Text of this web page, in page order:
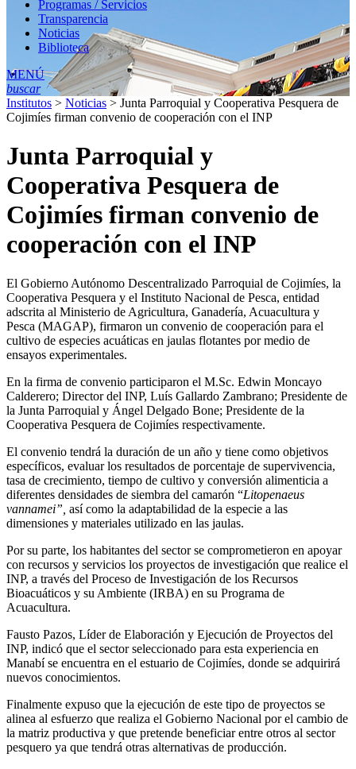
Programas / Servicios
Transparencia
Noticias
Biblioteca
MENÚ
buscar
Institutos > Noticias > Junta Parroquial y Cooperativa Pesquera de
Cojimíes firman convenio de cooperación con el INP
Junta Parroquial y
Cooperativa Pesquera de
Cojimíes firman convenio de
cooperación con el INP
El Gobierno Autónomo Descentralizado Parroquial de Cojimíes, la
Cooperativa Pesquera y el Instituto Nacional de Pesca, entidad
adscrita al Ministerio de Agricultura, Ganadería, Acuacultura y
Pesca (MAGAP), firmaron un convenio de cooperación para el
cultivo de especies acuáticas en jaulas flotantes por medio de
ensayos experimentales.
En la firma de convenio participaron el M.Sc. Edwin Moncayo
Calderero; Director del INP, Luís Gallardo Zambrano; Presidente de
la Junta Parroquial y Ángel Delgado Bone; Presidente de la
Cooperativa Pesquera de Cojimíes respectivamente.
El convenio tendrá la duración de un año y tiene como objetivos
específicos, evaluar los resultados de porcentaje de supervivencia,
tasa de crecimiento, tiempo de cultivo y conversión alimenticia a
diferentes densidades de siembra del camarón “Litopenaeus
vannamei”, así como la adaptabilidad de la especie a las
dimensiones y materiales utilizado en las jaulas.
Por su parte, los habitantes del sector se comprometieron en apoyar
con recursos y servicios los proyectos de investigación que realice el
INP, a través del Proceso de Investigación de los Recursos
Bioacuáticos y su Ambiente (IRBA) en su Programa de
Acuacultura.
Fausto Pazos, Líder de Elaboración y Ejecución de Proyectos del
INP, indicó que el sector seleccionado para esta experiencia en
Manabí se encuentra en el estuario de Cojimíes, donde se adquirirá
nuevos conocimientos.
Finalmente expuso que la ejecución de este tipo de proyectos se
alinea al esfuerzo que realiza el Gobierno Nacional por el cambio de
la matriz productiva y que pretende beneficiar entre otros al sector
pesquero ya que tendrá otras alternativas de producción.